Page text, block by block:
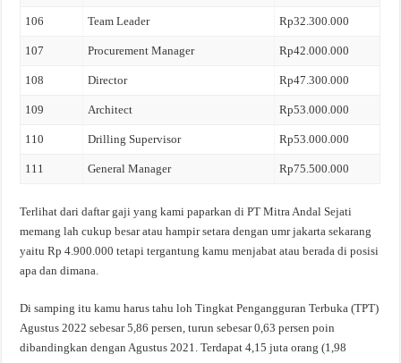
106 Team Leader Rp32.300.000
107 Procurement Manager Rp42.000.000
108 Director Rp47.300.000
109 Architect Rp53.000.000
110 Drilling Supervisor Rp53.000.000
111 General Manager Rp75.500.000
Terlihat dari daftar gaji yang kami paparkan di PT Mitra Andal Sejati
memang lah cukup besar atau hampir setara dengan umr jakarta sekarang
yaitu Rp 4.900.000 tetapi tergantung kamu menjabat atau berada di posisi
apa dan dimana.
Di samping itu kamu harus tahu loh Tingkat Pengangguran Terbuka (TPT)
Agustus 2022 sebesar 5,86 persen, turun sebesar 0,63 persen poin
dibandingkan dengan Agustus 2021. Terdapat 4,15 juta orang (1,98